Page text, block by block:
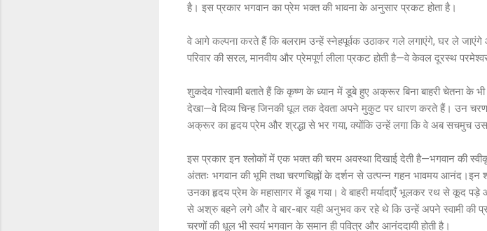
है। इस प्रकार भगवान का प्रेम भक्त की भावना के अनुसार प्रकट होता है।
वे आगे कल्पना करते हैं कि बलराम उन्हें स्नेहपूर्वक उठाकर गले लगाएंगे, घर ले
परिवार की सरल, मानवीय और प्रेमपूर्ण लीला प्रकट होती है—वे केवल दूरस्थ
शुकदेव गोस्वामी बताते हैं कि कृष्ण के ध्यान में डूबे हुए अक्रूर बिना बाहरी चेतना के
देखा—वे दिव्य चिन्ह जिनकी धूल तक देवता अपने मुकुट पर धारण करते हैं। उन
अक्रूर का हृदय प्रेम और श्रद्धा से भर गया, क्योंकि उन्हें लगा कि वे अब सचमुच
इस प्रकार इन श्लोकों में एक भक्त की चरम अवस्था दिखाई देती है—भगवान की
अंततः भगवान की भूमि तथा चरणचिह्नों के दर्शन से उत्पन्न गहन भावमय
उनका हृदय प्रेम के महासागर में डूब गया। वे बाहरी मर्यादाएँ भूलकर रथ से कूद
से अश्रु बहने लगे और वे बार-बार यही अनुभव कर रहे थे कि उन्हें अपने स्वामी की
चरणों की धूल भी स्वयं भगवान के समान ही पवित्र और आनंददायी होती है।